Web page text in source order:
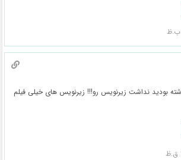
بودید نداشت زیرنویس رو!!! زیرنویس های خیلی فیلم